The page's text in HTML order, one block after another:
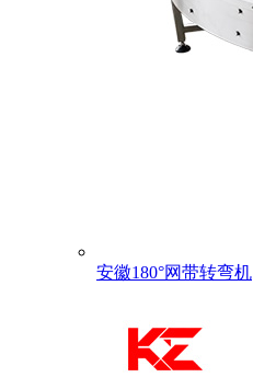
安徽180°网带转弯机